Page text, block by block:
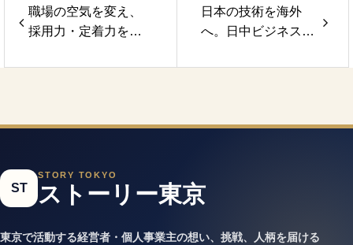
職場の空気を変え、
採用力・定着力を高
日本の技術を海外
へ。日中ビジネスを
ST
STORY TOKYO
ストーリー東京
東京で活動する経営者・個人事業主の想い、挑戦、人柄を届ける